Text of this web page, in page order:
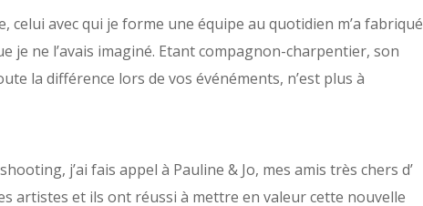
celui avec qui je forme une équipe au quotidien m’a fabriqué
je ne l’avais imaginé. Etant compagnon-charpentier, son
la différence lors de vos événéments, n’est plus à
j’ai fais appel à Pauline & Jo, mes amis très chers d’
artistes et ils ont réussi à mettre en valeur cette nouvelle